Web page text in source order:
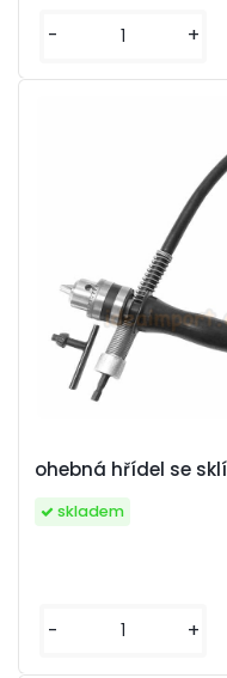
- +
ohebná hřídel se
skladem
- +